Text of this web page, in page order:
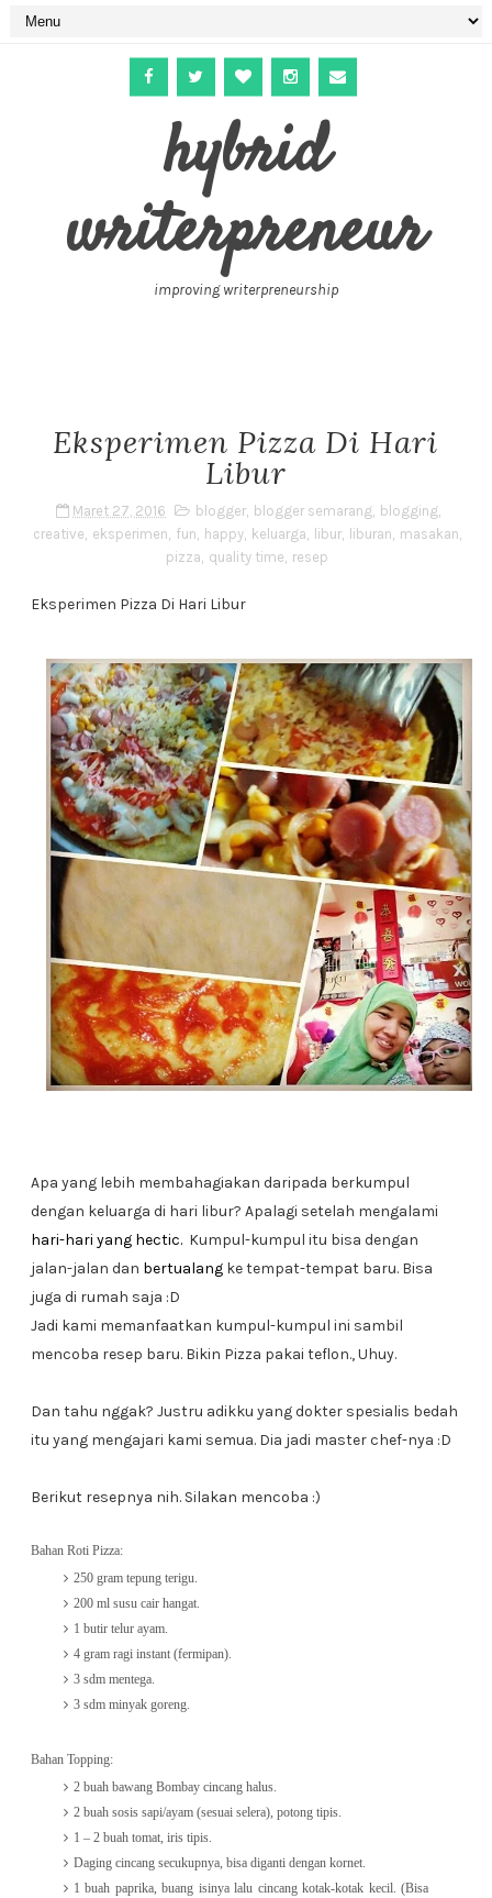
hybrid
writerpreneur
improving writerpreneurship
Eksperimen Pizza Di Hari
Libur
Maret 27, 2016 blogger, blogger semarang, blogging,
creative, eksperimen, fun, happy, keluarga, libur, liburan, masakan,
pizza, quality time, resep
Eksperimen Pizza Di Hari Libur
Apa yang lebih membahagiakan daripada berkumpul
dengan keluarga di hari libur? Apalagi setelah mengalami
hari-hari yang hectic. Kumpul-kumpul itu bisa dengan
jalan-jalan dan bertualangke tempat-tempat baru. Bisa
juga di rumah saja :D
Jadi kami memanfaatkan kumpul-kumpul ini sambil
mencoba resep baru. Bikin Pizza pakai teflon., Uhuy.
Dan tahu nggak? Justru adikku yang dokter spesialis bedah
itu yang mengajari kami semua. Dia jadi master chef-nya :D
Berikut resepnya nih. Silakan mencoba :)
Bahan Roti Pizza:
250 gram tepung terigu.
200 ml susu cair hangat.
1 butir telur ayam.
4 gram ragi instant (fermipan).
3 sdm mentega.
3 sdm minyak goreng.
Bahan Topping:
2 buah bawang Bombay cincang halus.
2 buah sosis sapi/ayam (sesuai selera), potong tipis.
1 – 2 buah tomat, iris tipis.
Daging cincang secukupnya, bisa diganti dengan kornet.
1 buah paprika, buang isinya lalu cincang kotak-kotak kecil. (Bisa